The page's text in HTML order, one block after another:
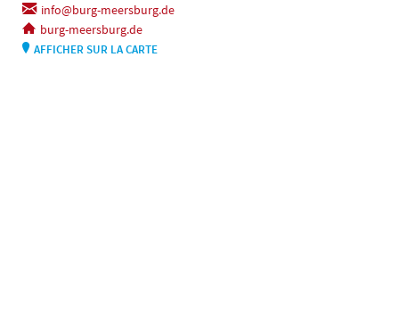
info@burg-meersburg.de
burg-meersburg.de
AFFICHER SUR LA CARTE